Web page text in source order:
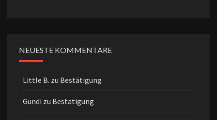
NEUESTE KOMMENTARE
Little B. zu Bestätigung
Gundi zu Bestätigung